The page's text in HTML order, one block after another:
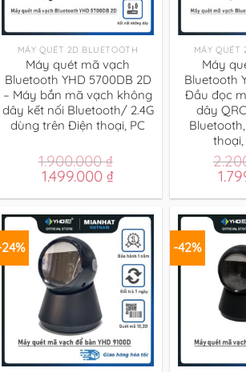
MÁY QUÉT 2D BLUETOOTH
Máy quét mã vạch
Bluetooth YHD 5700DB 2D
– Máy bắn mã vạch không
dây kết nối Bluetooth/ 2.4G
dùng trên Điện thoại, PC
1.900.000₫
Giá
là:
1.900.000 ₫.
1.499.000 ₫Giá
tại
là:
1.499.000 ₫.
MÁY QUÉT
Máy
Bluetooth
Đầu đọc
dây
Giá
là:
-42%